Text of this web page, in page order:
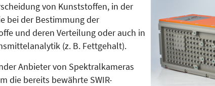
von Kunststoffen, in der
bei der Bestimmung der
und deren Verteilung oder auch in
(z. B. Fettgehalt).
Anbieter von Spektralkameras
die bereits bewährte SWIR-